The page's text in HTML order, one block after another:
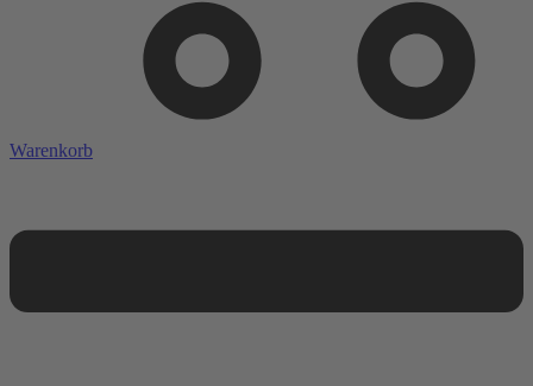
Warenkorb